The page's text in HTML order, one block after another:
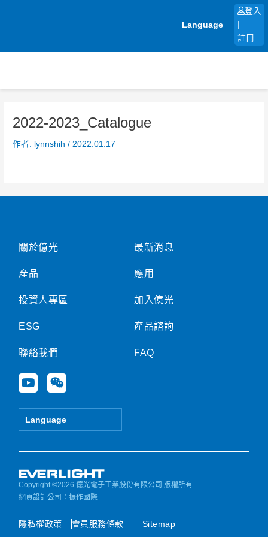
Language
登入
註冊
2022-2023_Catalogue
作者: lynnshih/ 2022.01.17
關於億光
產品
投資人專區
ESG
聯絡我們
Y
o
u
e
W
e
i
Language
最新消息
應用
加入億光
產品諮詢
FAQ
Copyright ©2026 億光電子工業股份有限公司 版權所有
網頁設計公司 ：振作國際
隱私權政策 會員服務條款 Sitemap